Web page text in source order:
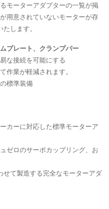
モーターアダプターの一覧が掲
用意されていないモーターが存
します。
プレート、クランプバー
な接続を可能にする
作業が軽減されます。
標準装備
カーに対応した標準モーターア
ゼロのサーボカップリング、お
せて製造する完全なモーターアダ